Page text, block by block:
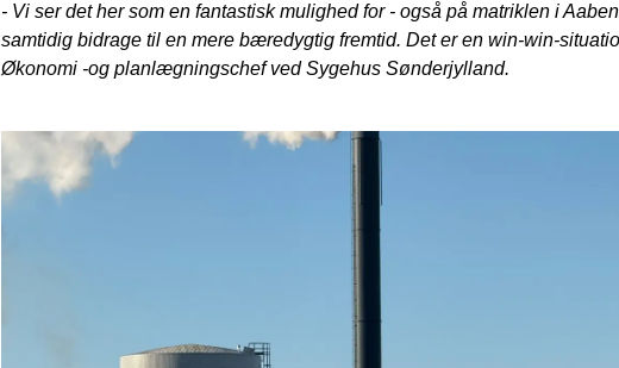
- Vi ser det her som en fantastisk mulighed for - også på matriklen i
samtidig bidrage til en mere bæredygtig fremtid. Det er en win-win-
Økonomi -og planlægningschef ved Sygehus Sønderjylland.